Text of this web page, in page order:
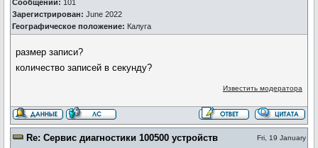
Сообщений: 101
Зарегистрирован: June 2022
Географическое положение: Калуга
размер записи?
количество записей в секунду?
Известить модератора
Re: Сервис диагностики 100500 устройств
Fri, 19 January